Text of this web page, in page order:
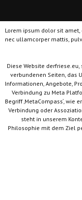
Lorem ipsum dolor sit
nec ullamcorper mattis,
Diese Website
verbundenen Seiten, das
Informationen, Angebote,
Verbindung zu Meta
Begriff ‚MetaCompass‘,
Verbindung oder
steht in unserem
Philosophie mit dem Ziel